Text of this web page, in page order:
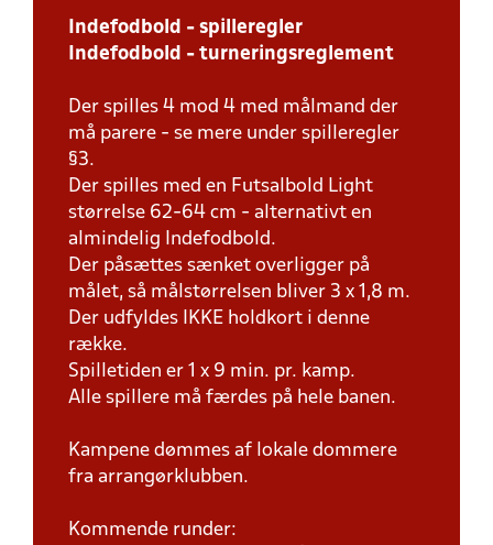
Indefodbold - spilleregler
Indefodbold - turneringsreglement
Der spilles 4 mod 4 med målmand der
må parere - se mere under spilleregler
§3.
Der spilles med en Futsalbold Light
størrelse 62-64 cm - alternativt en
almindelig Indefodbold.
Der påsættes sænket overligger på
målet, så målstørrelsen bliver 3 x 1,8 m.
Der udfyldes IKKE holdkort i denne
række.
Spilletiden er 1 x 9 min. pr. kamp.
Alle spillere må færdes på hele banen.
Kampene dømmes af lokale dommere
fra arrangørklubben.
Kommende runder: